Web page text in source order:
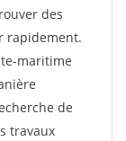
des
rapidement.
maritime
de
travaux